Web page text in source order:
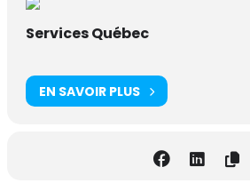
Services Québec
EN SAVOIR PLUS